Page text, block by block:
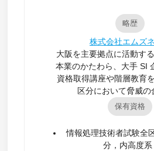
略歴
株式会社エムズ
大阪を主要拠点に活動す
本業のかたわら、大手 SI
資格取得講座や階層教育
区分において脅威の
保有資格
情報処理技術者試験全
分，内高度系